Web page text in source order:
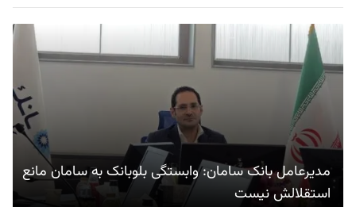
مدیرعامل بانک سامان: وابستگی بلوبانک به سامان مانع
استقلالش نیست